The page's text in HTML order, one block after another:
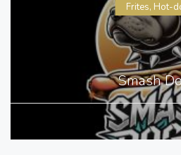
Smash
Frites, Hot-